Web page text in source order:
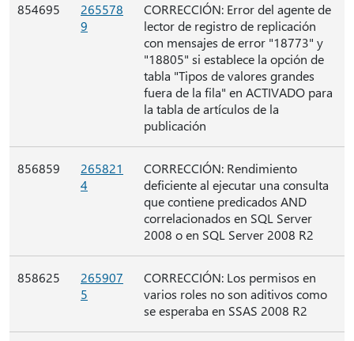
854695
265578
9
CORRECCIÓN: Error del agente de
lector de registro de replicación
con mensajes de error "18773" y
"18805" si establece la opción de
tabla "Tipos de valores grandes
fuera de la fila" en ACTIVADO para
la tabla de artículos de la
publicación
856859
265821
4
CORRECCIÓN: Rendimiento
deficiente al ejecutar una consulta
que contiene predicados AND
correlacionados en SQL Server
2008 o en SQL Server 2008 R2
858625
265907
5
CORRECCIÓN: Los permisos en
varios roles no son aditivos como
se esperaba en SSAS 2008 R2